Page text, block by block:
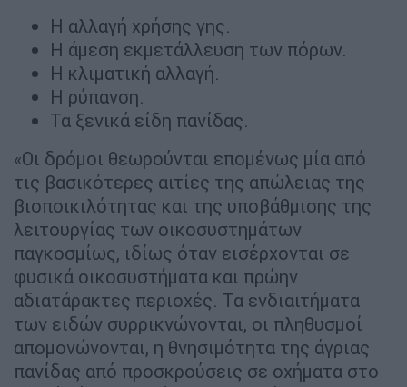
Η αλλαγή χρήσης γης.
Η άμεση εκμετάλλευση των πόρων.
Η κλιματική αλλαγή.
Η ρύπανση.
Τα ξενικά είδη πανίδας.
«Οι δρόμοι θεωρούνται επομένως μία από
τις βασικότερες αιτίες της απώλειας της
βιοποικιλότητας και της υποβάθμισης της
λειτουργίας των οικοσυστημάτων
παγκοσμίως, ιδίως όταν εισέρχονται σε
φυσικά οικοσυστήματα και πρώην
αδιατάρακτες περιοχές. Τα ενδιαιτήματα
των ειδών συρρικνώνονται, οι πληθυσμοί
απομονώνονται, η θνησιμότητα της άγριας
πανίδας από προσκρούσεις σε οχήματα στο